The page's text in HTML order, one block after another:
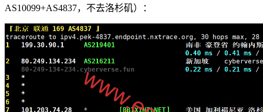
AS10099+AS4837，不去洛杉矶）：